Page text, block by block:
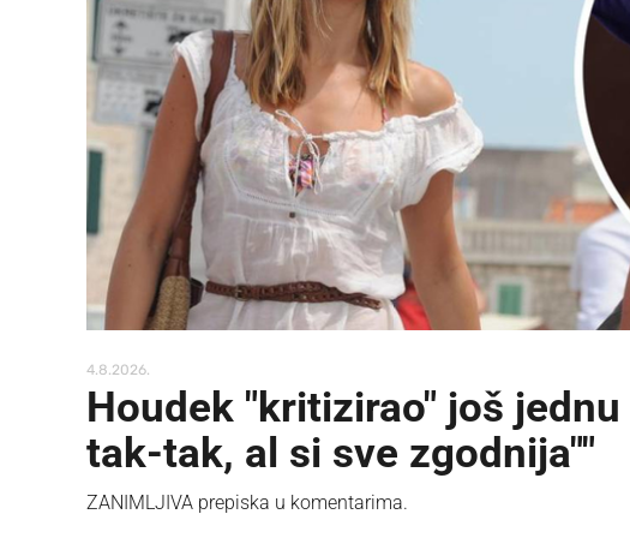
4.8.2026.
Houdek "kritizirao" još
tak-tak, al si sve zgodnija""
ZANIMLJIVA prepiska u komentarima.